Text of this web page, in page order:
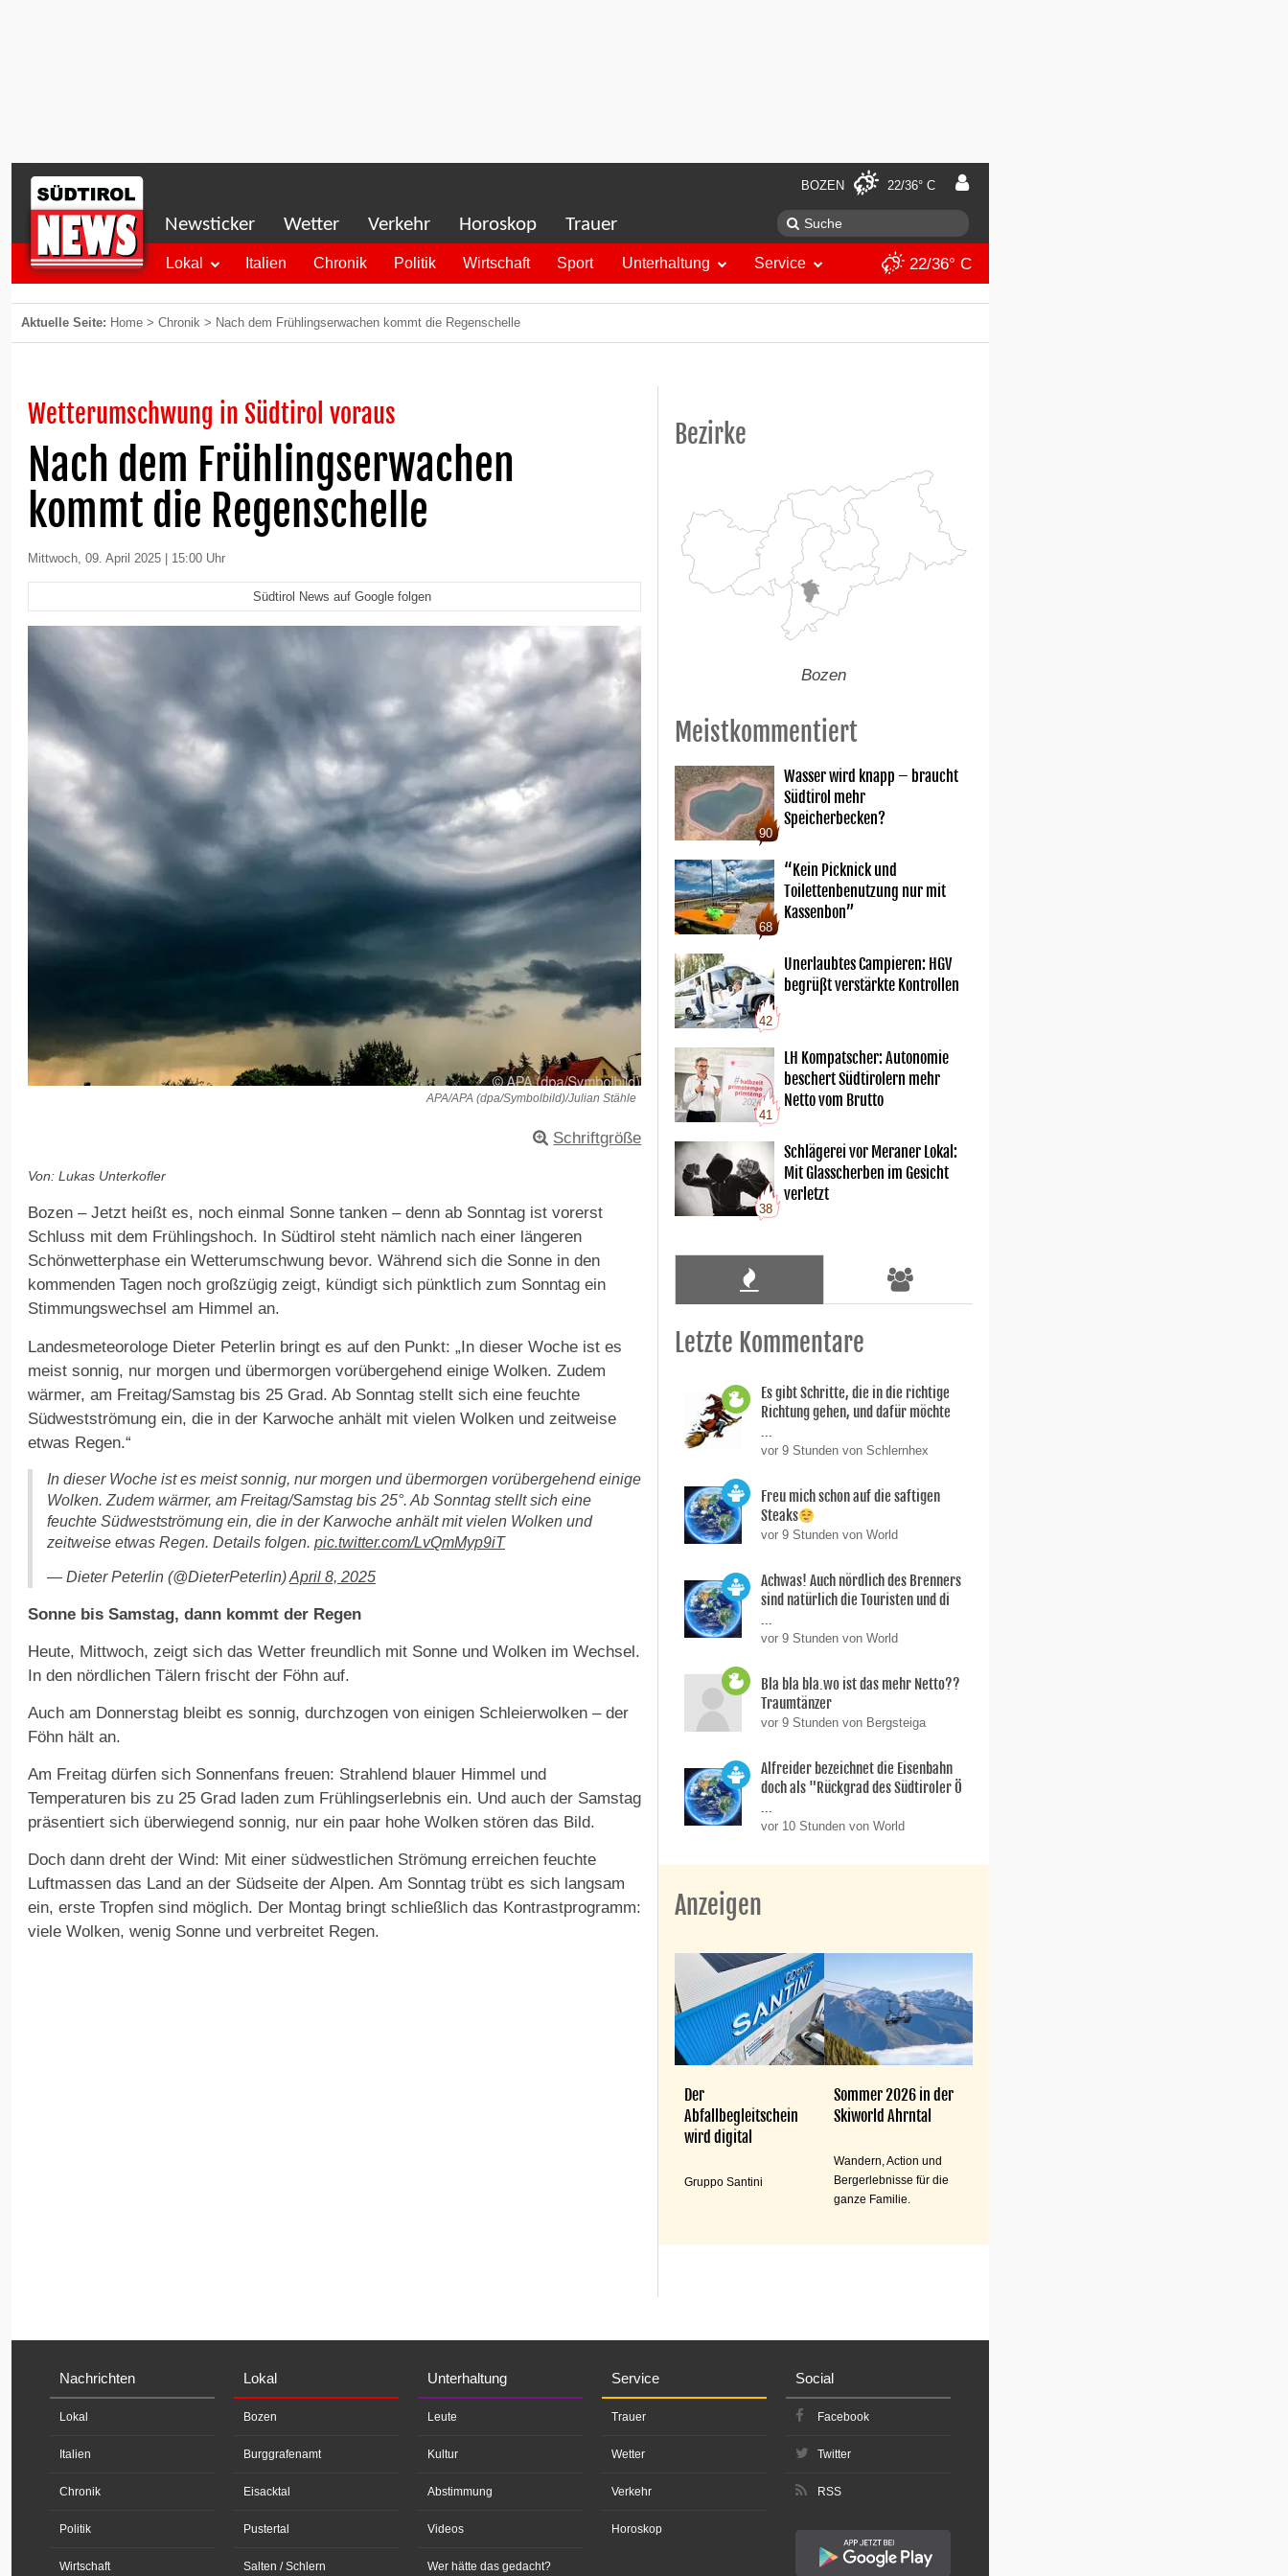
BOZEN 22/36° C
Newsticker Wetter Verkehr Horoskop Trauer
Lokal Italien Chronik Politik Wirtschaft Sport Unterhaltung Service 22/36° C
Aktuelle Seite: Home > Chronik > Nach dem Frühlingserwachen kommt die Regenschelle
Wetterumschwung in Südtirol voraus
Nach dem Frühlingserwachen
kommt die Regenschelle
Mittwoch, 09. April 2025 | 15:00 Uhr
Südtirol News auf Google folgen
APA/APA (dpa/Symbolbild)/Julian Stähle
Schriftgröße
Von: Lukas Unterkofler
Bozen – Jetzt heißt es, noch einmal Sonne tanken – denn ab Sonntag ist vorerst
Schluss mit dem Frühlingshoch. In Südtirol steht nämlich nach einer längeren
Schönwetterphase ein Wetterumschwung bevor. Während sich die Sonne in den
kommenden Tagen noch großzügig zeigt, kündigt sich pünktlich zum Sonntag ein
Stimmungswechsel am Himmel an.
Landesmeteorologe Dieter Peterlin bringt es auf den Punkt: „In dieser Woche ist es
meist sonnig, nur morgen und übermorgen vorübergehend einige Wolken. Zudem
wärmer, am Freitag/Samstag bis 25 Grad. Ab Sonntag stellt sich eine feuchte
Südwestströmung ein, die in der Karwoche anhält mit vielen Wolken und zeitweise
etwas Regen.“
In dieser Woche ist es meist sonnig, nur morgen und übermorgen vorübergehend einige
Wolken. Zudem wärmer, am Freitag/Samstag bis 25°. Ab Sonntag stellt sich eine
feuchte Südwestströmung ein, die in der Karwoche anhält mit vielen Wolken und
zeitweise etwas Regen. Details folgen. pic.twitter.com/LvQmMyp9iT
— Dieter Peterlin (@DieterPeterlin)April 8, 2025
Sonne bis Samstag, dann kommt der Regen
Heute, Mittwoch, zeigt sich das Wetter freundlich mit Sonne und Wolken im Wechsel.
In den nördlichen Tälern frischt der Föhn auf.
Auch am Donnerstag bleibt es sonnig, durchzogen von einigen Schleierwolken – der
Föhn hält an.
Am Freitag dürfen sich Sonnenfans freuen: Strahlend blauer Himmel und
Temperaturen bis zu 25 Grad laden zum Frühlingserlebnis ein. Und auch der Samstag
präsentiert sich überwiegend sonnig, nur ein paar hohe Wolken stören das Bild.
Doch dann dreht der Wind: Mit einer südwestlichen Strömung erreichen feuchte
Luftmassen das Land an der Südseite der Alpen. Am Sonntag trübt es sich langsam
ein, erste Tropfen sind möglich. Der Montag bringt schließlich das Kontrastprogramm:
viele Wolken, wenig Sonne und verbreitet Regen.
Bezirke
Bozen
Meistkommentiert
90
Wasser wird knapp – braucht
Südtirol mehr
Speicherbecken?
68
“Kein Picknick und
Toilettenbenutzung nur mit
Kassenbon”
42
Unerlaubtes Campieren: HGV
begrüßt verstärkte Kontrollen
41
LH Kompatscher: Autonomie
beschert Südtirolern mehr
Netto vom Brutto
38
Schlägerei vor Meraner Lokal:
Mit Glasscherben im Gesicht
verletzt
Letzte Kommentare
Es gibt Schritte, die in die richtige
Richtung gehen, und dafür möchte
...
vor 9 Stunden von Schlernhex
Freu mich schon auf die saftigen
Steaks
vor 9 Stunden von World
Achwas! Auch nördlich des Brenners
sind natürlich die Touristen und di
...
vor 9 Stunden von World
Bla bla bla.wo ist das mehr Netto??
Traumtänzer
vor 9 Stunden von Bergsteiga
Alfreider bezeichnet die Eisenbahn
doch als "Rückgrad des Südtiroler Ö
...
vor 10 Stunden von World
Anzeigen
Der
Abfallbegleitschein
wird digital
Gruppo Santini
Sommer 2026 in der
Skiworld Ahrntal
Wandern, Action und
Bergerlebnisse für die
ganze Familie.
Nachrichten
Lokal
Italien
Chronik
Politik
Wirtschaft
Lokal
Bozen
Burggrafenamt
Eisacktal
Pustertal
Salten / Schlern
Unterhaltung
Leute
Kultur
Abstimmung
Videos
Wer hätte das gedacht?
Service
Trauer
Wetter
Verkehr
Horoskop
Social
Facebook
Twitter
RSS